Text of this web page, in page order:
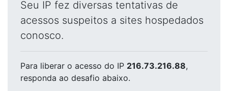
Seu IP fez diversas tentativas de
acessos suspeitos a sites hospedados
conosco.
Para liberar o acesso do IP 216.73.216.88,
responda ao desafio abaixo.